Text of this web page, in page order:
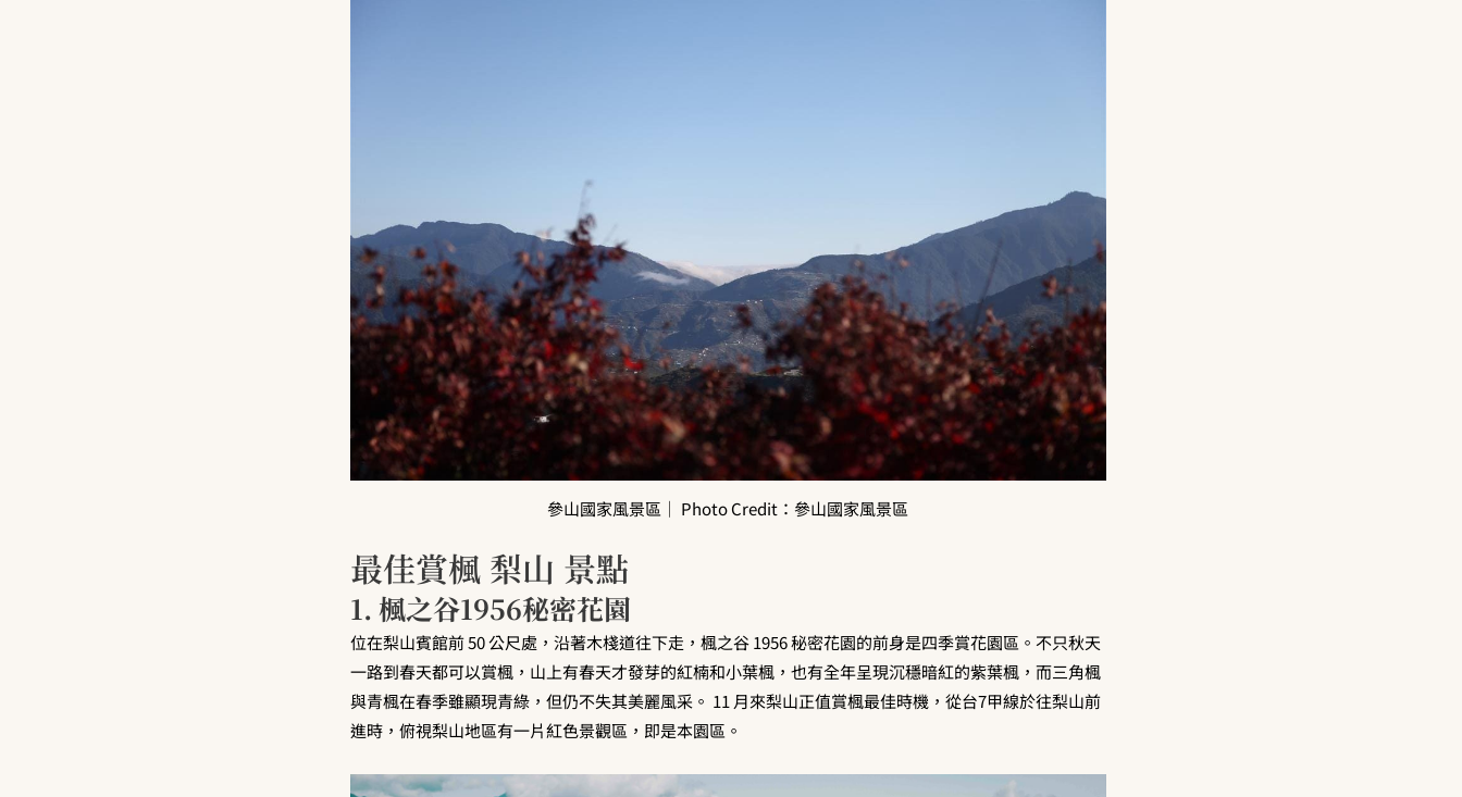
參山國家風景區｜ Photo Credit：參山國家風景區
最佳賞楓 梨山 景點
1. 楓之谷1956秘密花園
位在梨山賓館前 50 公尺處，沿著木棧道往下走，楓之谷 1956 秘密花園的前身是四季賞花園區。不只秋天
一路到春天都可以賞楓，山上有春天才發芽的紅楠和小葉楓，也有全年呈現沉穩暗紅的紫葉楓，而三角楓
與青楓在春季雖顯現青綠，但仍不失其美麗風采。 11 月來梨山正值賞楓最佳時機，從台7甲線於往梨山前
進時，俯視梨山地區有一片紅色景觀區，即是本園區。